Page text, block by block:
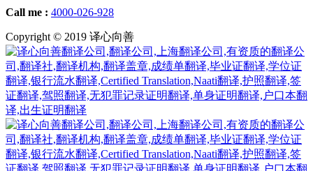
Call me : 4000-026-928
Copyright © 2019 译心向善